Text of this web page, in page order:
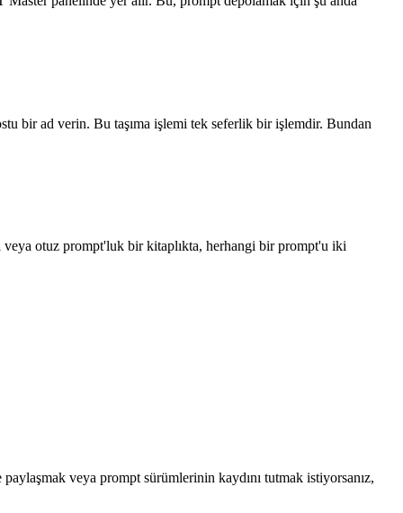
bir ad verin. Bu taşıma işlemi tek seferlik bir işlemdir. Bundan
veya otuz prompt'luk bir kitaplıkta, herhangi bir prompt'u iki
veya prompt sürümlerinin kaydını tutmak istiyorsanız,